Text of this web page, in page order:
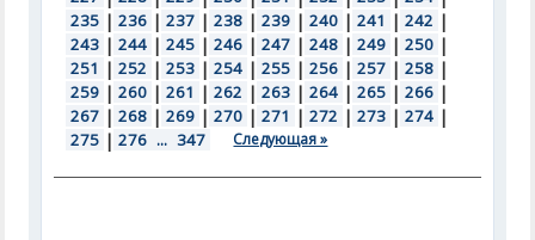
235 | 236 | 237 | 238 | 239 | 240 | 241 | 242 |
243 | 244 | 245 | 246 | 247 | 248 | 249 | 250 |
251 | 252 | 253 | 254 | 255 | 256 | 257 | 258 |
259 | 260 | 261 | 262 | 263 | 264 | 265 | 266 |
267 | 268 | 269 | 270 | 271 | 272 | 273 | 274 |
275 | 276 ... 347 Следующая »